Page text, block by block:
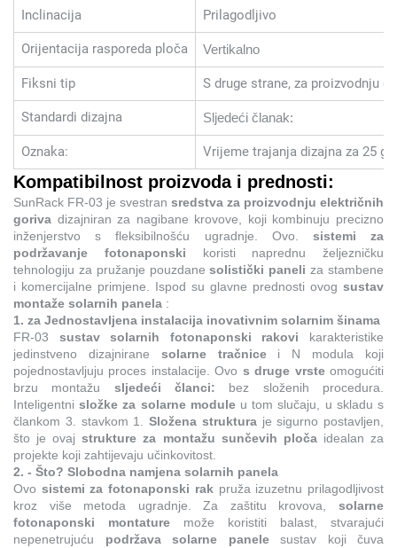
Inclinacija Prilagodljivo
Orijentacija rasporeda ploča Vertikalno
Fiksni tip S druge strane, za proizvodnju
Standardi dizajna Sljedeći članak:
Oznaka: Vrijeme trajanja dizajna za 25
Kompatibilnost proizvoda i prednosti:
SunRack FR-03 je svestran sredstva za proizvodnju električnih
goriva dizajniran za nagibane krovove, koji kombinuju precizno
inženjerstvo s fleksibilnošću ugradnje. Ovo. sistemi za
podržavanje fotonaponski koristi naprednu željezničku
tehnologiju za pružanje pouzdanesolistički paneliza stambene
i komercijalne primjene. Ispod su glavne prednosti ovog sustav
montaže solarnih panela :
1. za Jednostavljena instalacija inovativnim solarnim šinama
FR-03 sustav solarnih fotonaponski rakovi karakteristike
jedinstveno dizajnirane solarne tračnice i N modula koji
pojednostavljuju proces instalacije. Ovo s druge vrsteomogućiti
brzu montažu sljedeći članci: bez složenih procedura.
Inteligentnisložke za solarne module u tom slučaju, u skladu s
člankom 3. stavkom 1. Složena struktura je sigurno postavljen,
što je ovajstrukture za montažu sunčevih ploča idealan za
projekte koji zahtijevaju učinkovitost.
2. - Što? Slobodna namjena solarnih panela
Ovo sistemi za fotonaponski rak pruža izuzetnu prilagodljivost
kroz više metoda ugradnje. Za zaštitu krovova, solarne
fotonaponski montature može koristiti balast, stvarajući
nepenetrujuću podržava solarne panele sustav koji čuva